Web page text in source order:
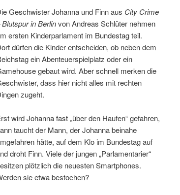
Geschwister Johanna und Finn aus City Crime
Blutspur in Berlinvon Andreas Schlüter nehmen
ersten Kinderparlament im Bundestag teil.
dürfen die Kinder entscheiden, ob neben dem
ein Abenteuerspielplatz oder ein
gebaut wird. Aber schnell merken die
dass hier nicht alles mit rechten
zugeht.
wird Johanna fast „über den Haufen“ gefahren,
taucht der Mann, der Johanna beinahe
hätte, auf dem Klo im Bundestag auf
droht Finn. Viele der jungen „Parlamentarier“
plötzlich die neuesten Smartphones.
sie etwa bestochen?